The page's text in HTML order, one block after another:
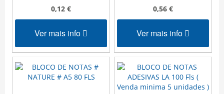
0,12 €
Ver mais info
0,56 €
Ver mais info